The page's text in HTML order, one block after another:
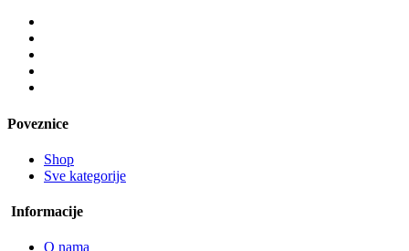
Poveznice
Shop
Sve kategorije
Informacije
O nama